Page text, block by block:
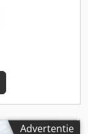
Advertentie